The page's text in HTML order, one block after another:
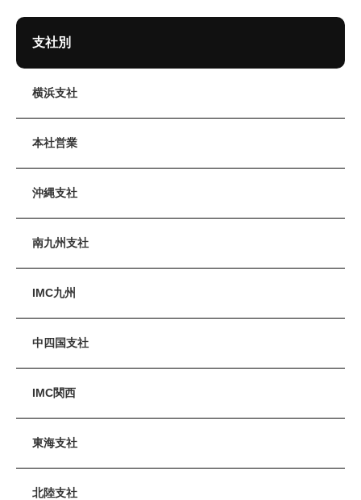
支社別
横浜支社
本社営業
沖縄支社
南九州支社
IMC九州
中四国支社
IMC関西
東海支社
北陸支社